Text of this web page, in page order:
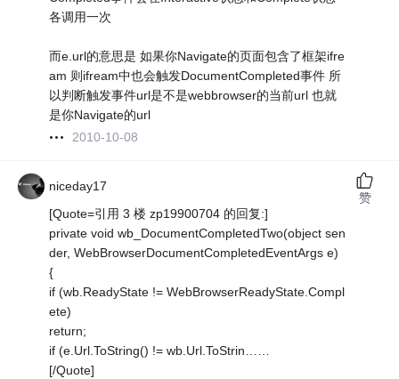
各调用一次
而e.url的意思是 如果你Navigate的页面包含了框架ifre
am 则ifream中也会触发DocumentCompleted事件 所
以判断触发事件url是不是webbrowser的当前url 也就
是你Navigate的url
2010-10-08
niceday17
[Quote=引用 3 楼 zp19900704 的回复:]
private void wb_DocumentCompletedTwo(object sen
der, WebBrowserDocumentCompletedEventArgs e)
{
if (wb.ReadyState != WebBrowserReadyState.Compl
ete)
return;
if (e.Url.ToString() != wb.Url.ToStrin……
[/Quote]
赞